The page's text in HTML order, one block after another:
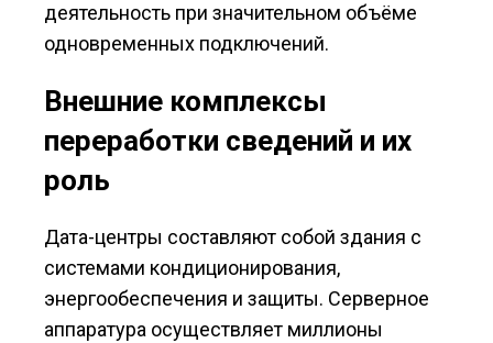
деятельность при значительном объёме
одновременных подключений.
Внешние комплексы
переработки сведений и их
роль
Дата-центры составляют собой здания с
системами кондиционирования,
энергообеспечения и защиты. Серверное
аппаратура осуществляет миллионы